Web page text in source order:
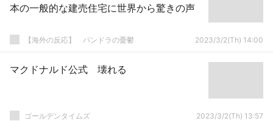
本の一般的な建売住宅に世界から驚きの声
【海外の反応】 パンドラの憂鬱 2023/3/2(Th) 14:00
マクドナルド公式 壊れる
ゴールデンタイムズ 2023/3/2(Th) 13:57